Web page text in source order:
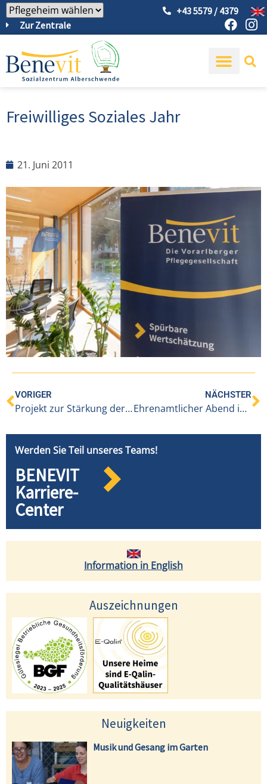
Zur Zentrale
+43 5579 / 4379
Freiwilliges Soziales Jahr
21. Juni 2011
VORIGER
Projekt zur Stärkung der Gemeinschaft
NÄCHSTER
Ehrenamtlicher Abend in Alberschwende
Werden Sie Teil unseres Teams!
BENEVIT
Karriere-
Center
Information in English
Auszeichnungen
Neuigkeiten
Musik und Gesang im Garten